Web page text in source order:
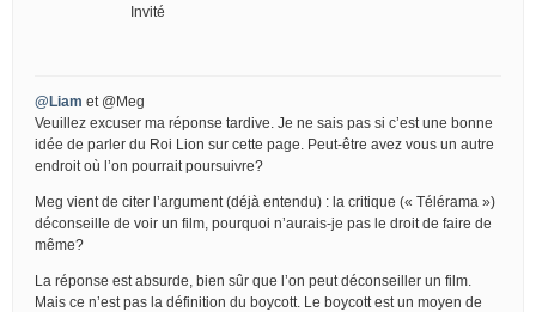
Invité
@Liam et @Meg
Veuillez excuser ma réponse tardive. Je ne sais pas si c’est une bonne
idée de parler du Roi Lion sur cette page. Peut-être avez vous un autre
endroit où l’on pourrait poursuivre?
Meg vient de citer l’argument (déjà entendu) : la critique (« Télérama »)
déconseille de voir un film, pourquoi n’aurais-je pas le droit de faire de
même?
La réponse est absurde, bien sûr que l’on peut déconseiller un film.
Mais ce n’est pas la définition du boycott. Le boycott est un moyen de